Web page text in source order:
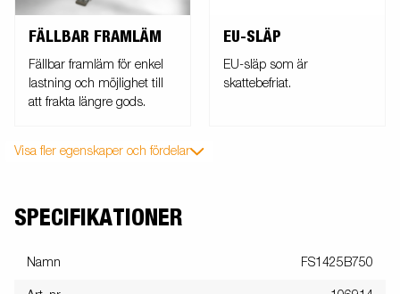
FÄLLBAR FRAMLÄM
Fällbar framläm för enkel
lastning och möjlighet till
att frakta längre gods.
EU-SLÄP
EU-släp som är
skattebefriat.
Visa fler egenskaper och fördelar
SPECIFIKATIONER
Namn FS1425B750